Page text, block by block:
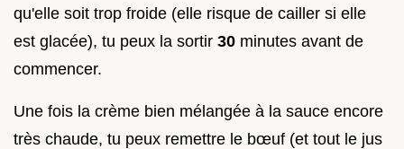
qu'elle soit trop froide (elle risque de cailler si elle
est glacée), tu peux la sortir 30 minutes avant de
commencer.
Une fois la crème bien mélangée à la sauce encore
très chaude, tu peux remettre le bœuf (et tout le jus